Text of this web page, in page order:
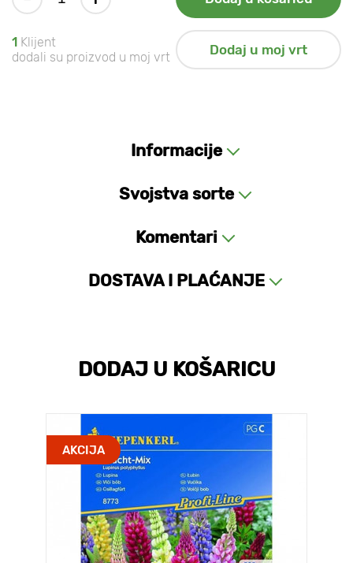
1 Klijent
dodali su proizvod u moj vrt
Dodaj u moj vrt
Informacije
Svojstva sorte
Komentari
DOSTAVA I PLAĆANJE
DODAJ U KOŠARICU
AKCIJA